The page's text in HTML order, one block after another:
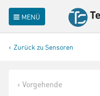
MENÜ
Zurück zu Sensoren
Vorgehende